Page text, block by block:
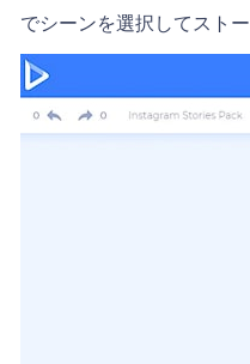
でシーンを選択してスト